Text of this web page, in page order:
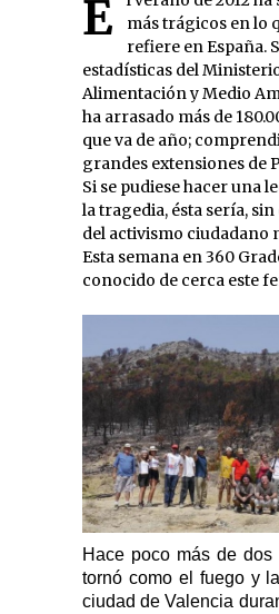
El verano de 2012 ha sido uno de los
más trágicos en lo
refiere en España.
estadísticas del
Alimentación y Medio
ha arrasado más de
que va de año;
grandes extensiones de
Si se pudiese hacer una
la tragedia, ésta sería,
del activismo ciudadano
Esta semana en 360
conocido de cerca este
Hace poco más de
tornó como el fuego y
ciudad de Valencia